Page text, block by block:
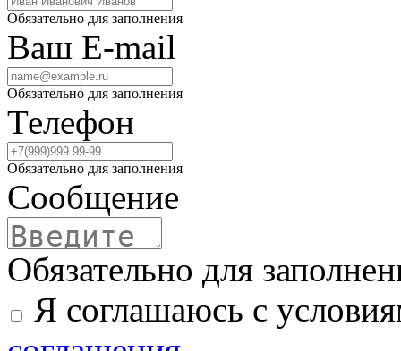
Обязательно для заполнения
Ваш E-mail
Обязательно для заполнения
Телефон
Обязательно для заполнения
Сообщение
Обязательно для
Я соглашаюсь с